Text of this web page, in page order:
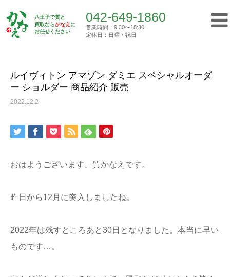
八王子で質と
買取ならかなえ に
お任せください
042-649-1860
営業時間：9:30〜18:30
定休日：日曜・祝日
Top 買取実績 ルイヴィトン アマゾン ダミエ スペシャ…
ルイヴィトン アマゾン ダミエ スペシャルオーダ
ー ショルダー 商品紹介 販売
2022.12.2
おはようございます、質かなえです。
昨日から12月に突入しましたね。
2022年は残すところあと30日となりました。本当に早い
ものです…。
トップ